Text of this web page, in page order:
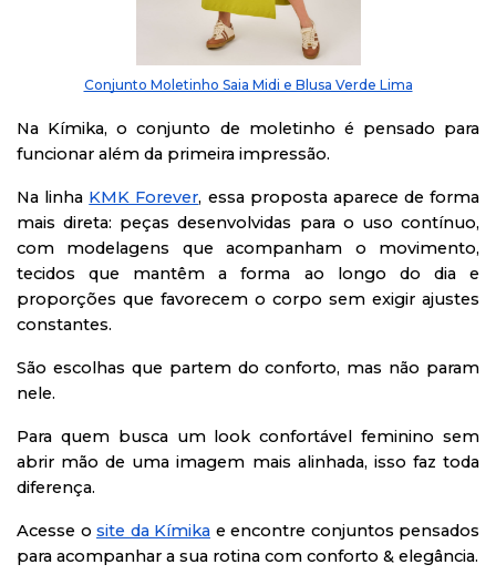
Conjunto Moletinho Saia Midi e Blusa Verde Lima
Na Kímika, o conjunto de moletinho é pensado para
funcionar além da primeira impressão.
Na linha KMK Forever, essa proposta aparece de forma
mais direta: peças desenvolvidas para o uso contínuo,
com modelagens que acompanham o movimento,
tecidos que mantêm a forma ao longo do dia e
proporções que favorecem o corpo sem exigir ajustes
constantes.
São escolhas que partem do conforto, mas não param
nele.
Para quem busca um look confortável feminino sem
abrir mão de uma imagem mais alinhada, isso faz toda
diferença.
Acesse o site da Kímika e encontre conjuntos pensados
para acompanhar a sua rotina com conforto & elegância.